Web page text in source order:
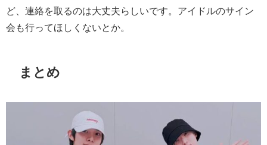
ど、連絡を取るのは大丈夫らしいです。アイドルのサイン
会も行ってほしくないとか。
まとめ